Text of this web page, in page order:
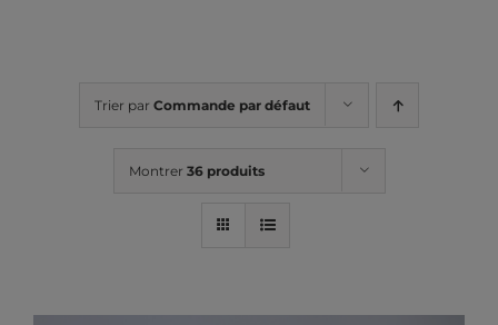
Trier par Commande par défaut
Montrer 36 produits